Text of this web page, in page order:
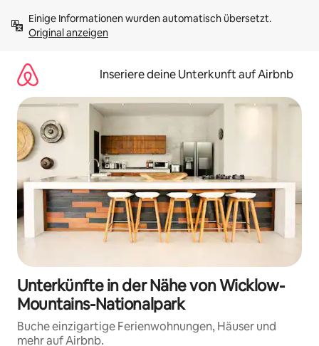
Inhalten
springenOriginal anzeigen
Inseriere deine Unterkunft auf Airbnb
Unterkünfte in der Nähe von Wicklow-
Mountains-Nationalpark
Buche einzigartige Ferienwohnungen, Häuser und
mehr auf Airbnb.